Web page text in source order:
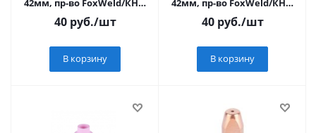
42мм, пр-во FoxWeld/КНР)
Varteg
40руб./шт
В корзину
42мм, пр-во FoxWeld/КНР)
Varteg
40руб./шт
В корзину